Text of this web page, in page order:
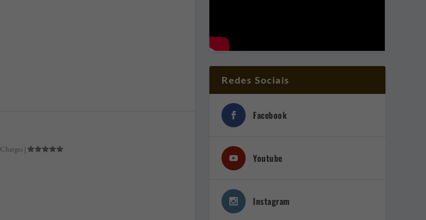
Charges |
Redes Sociais
Facebook
Youtube
Instagram